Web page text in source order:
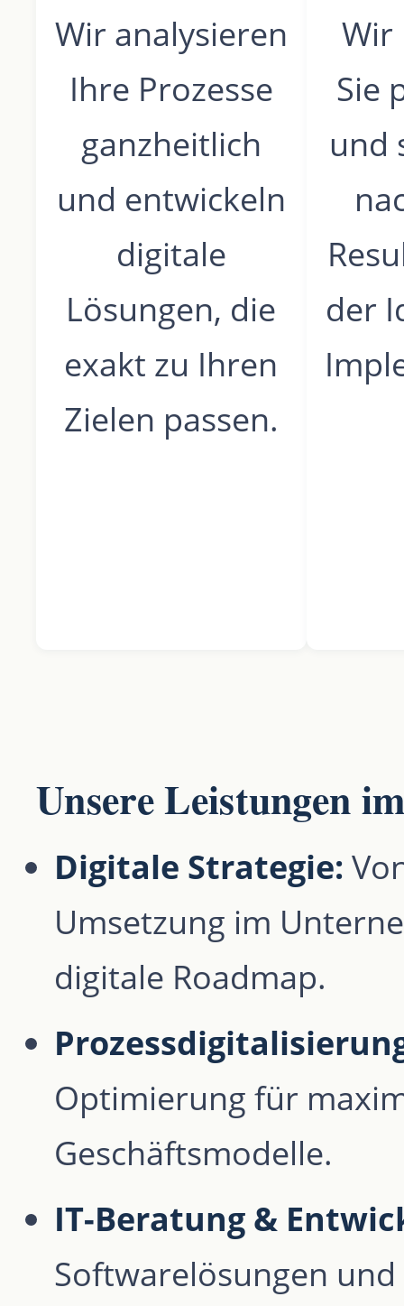
Wir analysieren
Ihre Prozesse
ganzheitlich
und entwickeln
digitale
Lösungen, die
exakt zu Ihren
Zielen passen.
Wir
Sie
und
der
Unsere Leistungen
Digitale Strategie:
Umsetzung im
digitale Roadmap.
Optimierung für
Geschäftsmodelle.
IT-Beratung &
Softwarelösungen